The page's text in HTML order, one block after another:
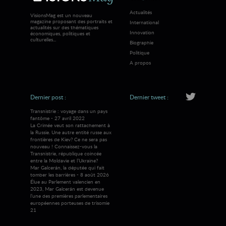
VisionsMag est un nouveau
magazine proposant des portraits et
actualités sur des thématiques
économiques, politiques et
culturelles...
Actualités
International
Innovation
Biographie
Politique
A propos
Dernier post :
Transnistrie : voyage dans un pays
fantôme - 27 avril 2022
La Crimée veut son rattachement à
la Russie. Une autre entité russe aux
frontières de Kiev? Ce ne sera pas
nouveau ! Connaissez-vous la
Transnistrie, république coincée
entre la Moldavie et l’Ukraine?
Mar Galcerán, la députée qui fait
tomber les barrières - 8 août 2026
Élue au Parlement valencien en
2023, Mar Galcerán est devenue
l’une des premières parlementaires
européennes porteuses de trisomie
21
Dernier tweet :